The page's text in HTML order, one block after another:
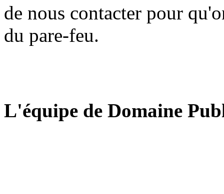
de nous contacter pour
du pare-feu.
L'équipe de Domaine